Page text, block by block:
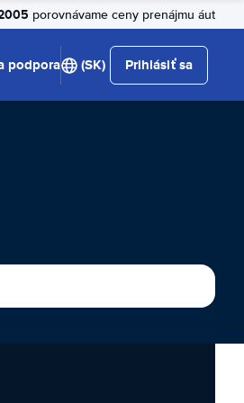
porovnávame ceny prenájmu áut
podpora (SK) Prihlásiť sa